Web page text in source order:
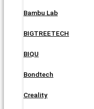
Bambu Lab
BIGTREETECH
BIQU
Bondtech
Creality